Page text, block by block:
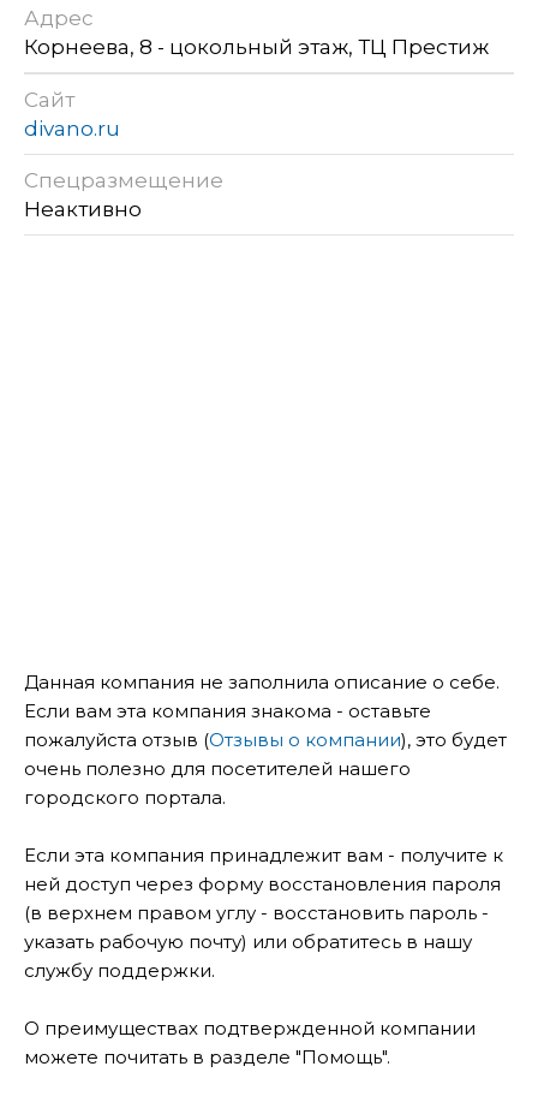
Адрес
Корнеева, 8 - цокольный этаж, ТЦ Престиж
Сайт
divano.ru
Спецразмещение
Неактивно
Данная компания не заполнила описание о себе.
Если вам эта компания знакома - оставьте
пожалуйста отзыв (Отзывы о компании), это будет
очень полезно для посетителей нашего
городского портала.
Если эта компания принадлежит вам - получите к
ней доступ через форму восстановления пароля
(в верхнем правом углу - восстановить пароль -
указать рабочую почту) или обратитесь в нашу
службу поддержки.
О преимуществах подтвержденной компании
можете почитать в разделе "Помощь".